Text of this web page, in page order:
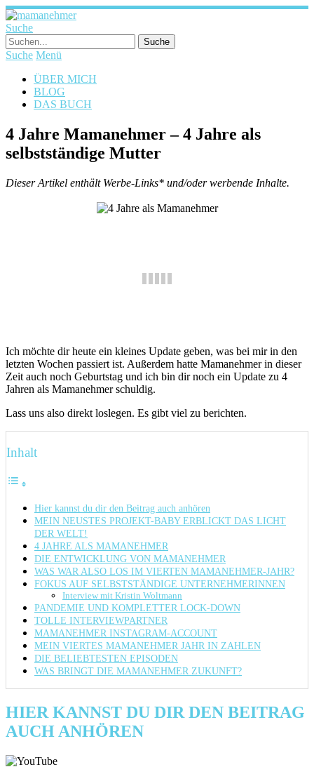
Suche
Suche Menü
ÜBER MICH
BLOG
DAS BUCH
4 Jahre Mamanehmer – 4 Jahre als
selbstständige Mutter
Dieser Artikel enthält Werbe-Links* und/oder werbende Inhalte.
Ich möchte dir heute ein kleines Update geben, was bei mir in den
letzten Wochen passiert ist. Außerdem hatte Mamanehmer in dieser
Zeit auch noch Geburtstag und ich bin dir noch ein Update zu 4
Jahren als Mamanehmer schuldig.
Lass uns also direkt loslegen. Es gibt viel zu berichten.
Inhalt
Hier kannst du dir den Beitrag auch anhören
MEIN NEUSTES PROJEKT-BABY ERBLICKT DAS LICHT
DER WELT!
4 JAHRE ALS MAMANEHMER
DIE ENTWICKLUNG VON MAMANEHMER
WAS WAR ALSO LOS IM VIERTEN MAMANEHMER-JAHR?
FOKUS AUF SELBSTSTÄNDIGE UNTERNEHMERINNEN
Interview mit Kristin Woltmann
PANDEMIE UND KOMPLETTER LOCK-DOWN
TOLLE INTERVIEWPARTNER
MAMANEHMER INSTAGRAM-ACCOUNT
MEIN VIERTES MAMANEHMER JAHR IN ZAHLEN
DIE BELIEBTESTEN EPISODEN
WAS BRINGT DIE MAMANEHMER ZUKUNFT?
HIER KANNST DU DIR DEN BEITRAG
AUCH ANHÖREN